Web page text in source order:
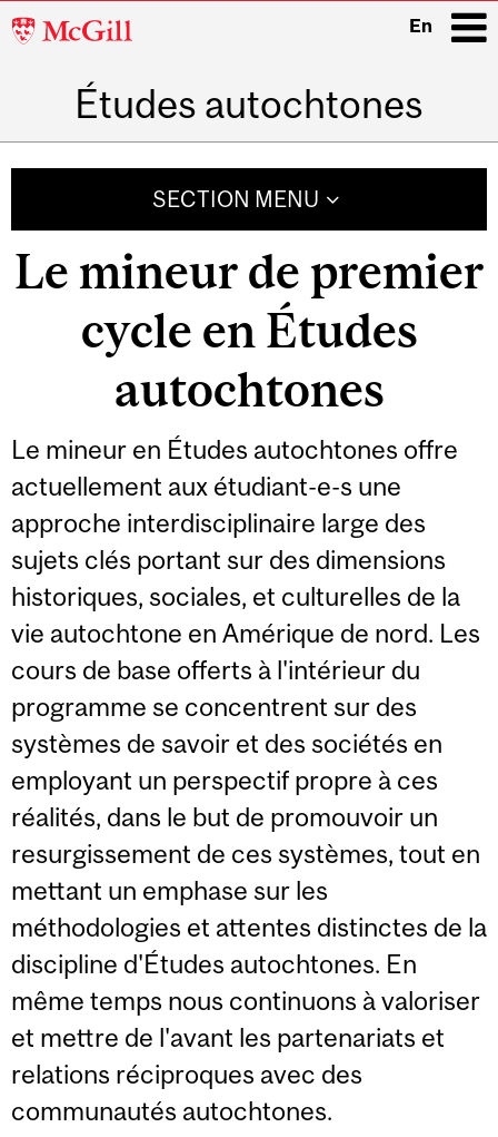
McGill
En
Études autochtones
SECTION MENU
Le mineur de premier
cycle en Études
autochtones
Le mineur en Études autochtones offre
actuellement aux étudiant-e-s une
approche interdisciplinaire large des
sujets clés portant sur des dimensions
historiques, sociales, et culturelles de la
vie autochtone en Amérique de nord. Les
cours de base offerts à l'intérieur du
programme se concentrent sur des
systèmes de savoir et des sociétés en
employant un perspectif propre à ces
réalités, dans le but de promouvoir un
resurgissement de ces systèmes, tout en
mettant un emphase sur les
méthodologies et attentes distinctes de la
discipline d'Études autochtones. En
même temps nous continuons à valoriser
et mettre de l'avant les partenariats et
relations réciproques avec des
communautés autochtones.